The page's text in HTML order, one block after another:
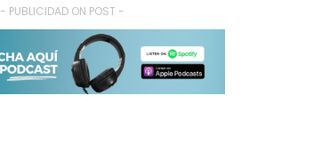
- PUBLICIDAD ON POST -